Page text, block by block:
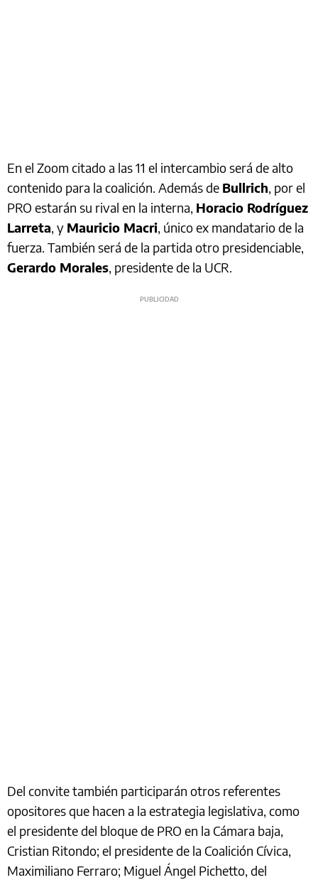
En el Zoom citado a las 11 el intercambio será de alto
contenido para la coalición. Además de Bullrich, por el
PRO estarán su rival en la interna, Horacio Rodríguez
Larreta, y Mauricio Macri, único ex mandatario de la
fuerza. También será de la partida otro presidenciable,
Gerardo Morales, presidente de la UCR.
Del convite también participarán otros referentes
opositores que hacen a la estrategia legislativa, como
el presidente del bloque de PRO en la Cámara baja,
Cristian Ritondo; el presidente de la Coalición Cívica,
Maximiliano Ferraro; Miguel Ángel Pichetto, del